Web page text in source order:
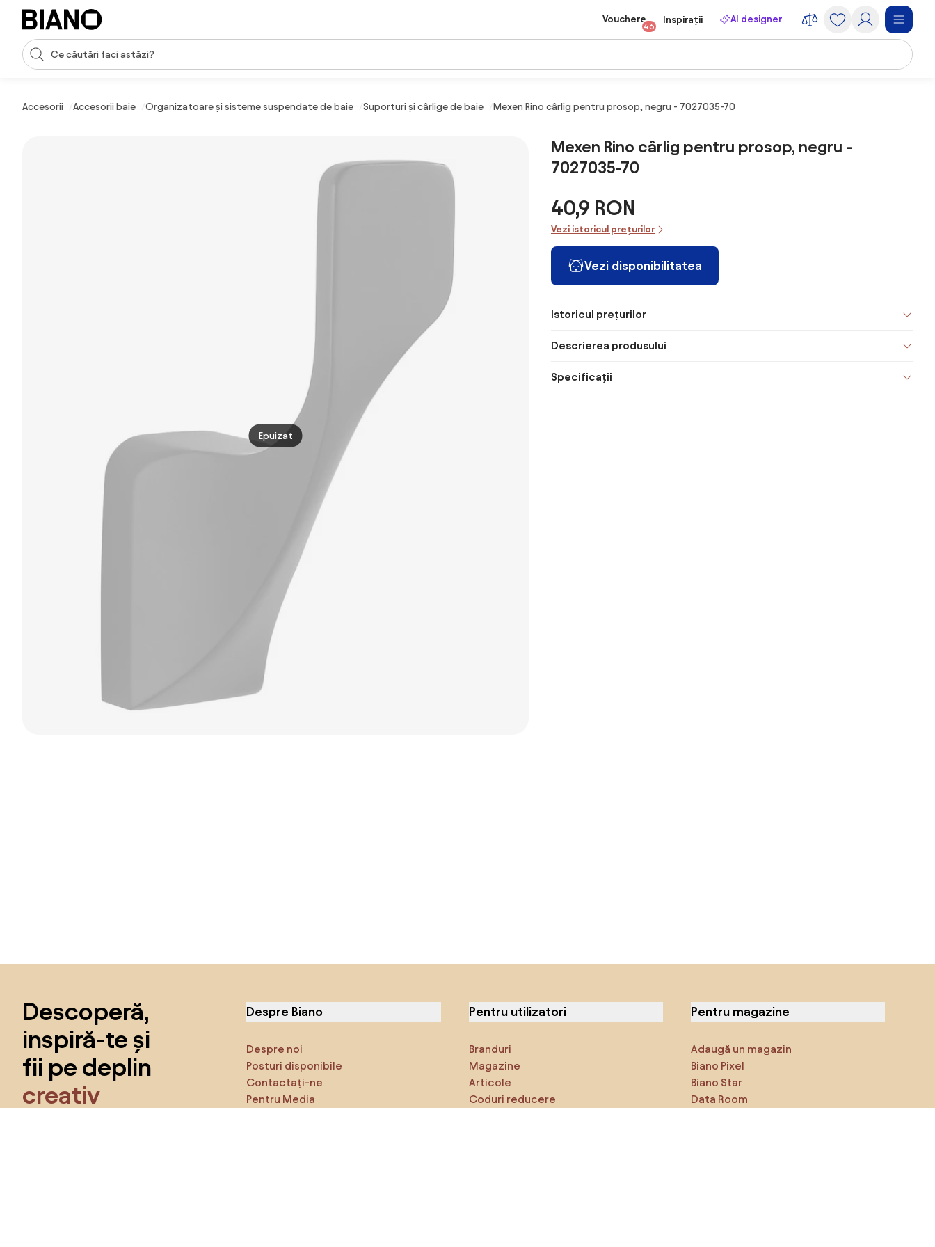
Sari peste navigare, accesează conținutul
Introducerea căutării
Vouchere
46
Inspirații AI designer
Accesorii Accesorii baie Organizatoare și sisteme suspendate de baie Suporturi și cârlige de baie Mexen Rino cârlig pentru prosop, negru - 7027035-70
Epuizat
Mexen Rino cârlig pentru prosop, negru -
7027035-70
40,9 RON
Vezi istoricul prețurilor
Vezi disponibilitatea
Istoricul prețurilor
Descrierea produsului
Specificații
Descoperă,
inspiră-te și
fii pe deplin
creativ
Despre Biano
Despre noi
Posturi disponibile
Contactați-ne
Pentru Media
Pentru utilizatori
Branduri
Magazine
Articole
Coduri reducere
Pentru magazine
Adaugă un magazin
Biano Pixel
Biano Star
Data Room